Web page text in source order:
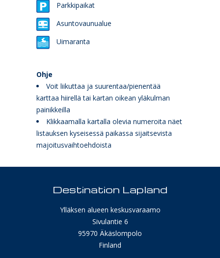
Parkkipaikat
Asuntovaunualue
Uimaranta
Ohje
Voit liikuttaa ja suurentaa/pienentää
karttaa hiirellä tai kartan oikean yläkulman
painikkeilla
Klikkaamalla kartalla olevia numeroita näet
listauksen kyseisessä paikassa sijaitsevista
majoitusvaihtoehdoista
Destination Lapland
Ylläksen alueen keskusvaraamo
Sivulantie 6
95970 Äkäslompolo
Finland